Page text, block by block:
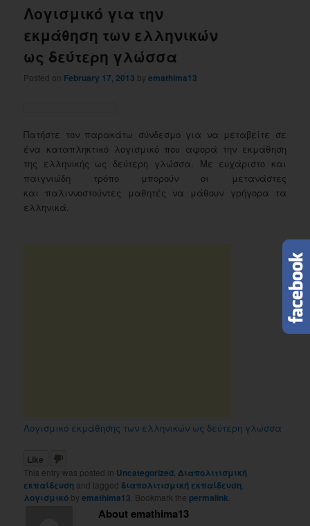
Λογισμικό για την
εκμάθηση των ελληνικών
ως δεύτερη γλώσσα
Posted on February 17, 2013 byemathima13
Πατήστε τον παρακάτω σύνδεσμο για να μεταβείτε σε
ένα καταπληκτικό λογισμικό που αφορά την εκμάθηση
της ελληνικής ως δεύτερη γλώσσα. Με ευχάριστο και
παιγνιώδη τρόπο μπορούν οι μετανάστες
και παλιννοστούντες μαθητές να μάθουν γρήγορα τα
ελληνικά.
Λογισμικό εκμάθησης των ελληνικών ως δεύτερη γλώσσα
Like
This entry was posted in Uncategorized ,Διαπολιτισμική
εκπαίδευση and taggedδιαπολιτισμική εκπαίδευση
λογισμικό byemathima13 . Bookmark the permalink
About emathima13